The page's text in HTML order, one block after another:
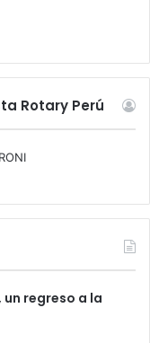
Rotary Perú
un regreso a la